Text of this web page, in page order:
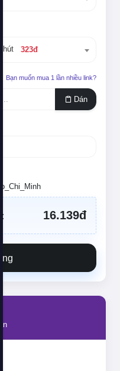
323đ
Bạn muốn mua 1 lần nhiều link?
Dán
16.139đ